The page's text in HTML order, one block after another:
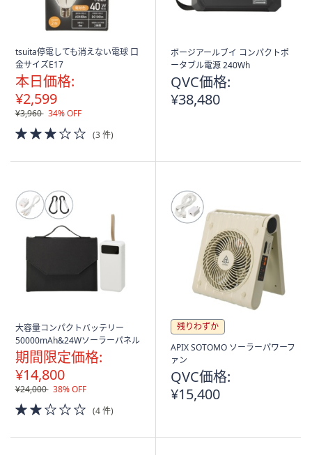
tsuita停電しても消えない電球 口
金サイズE17
本日価格:
¥2,599
¥3,960 34% OFF
3.0
of
(3 件)
ボージアールブイ コンパクトポ
ータブル電源 240Wh
QVC価格:
¥38,480
大容量コンパクトバッテリー
50000mAh&24Wソーラーパネル
期間限定価格:
¥14,800
¥24,000 38% OFF
2.0
of
(4 件)
残りわずか
APIX SOTOMO ソーラーパワーフ
ァン
QVC価格:
¥15,400